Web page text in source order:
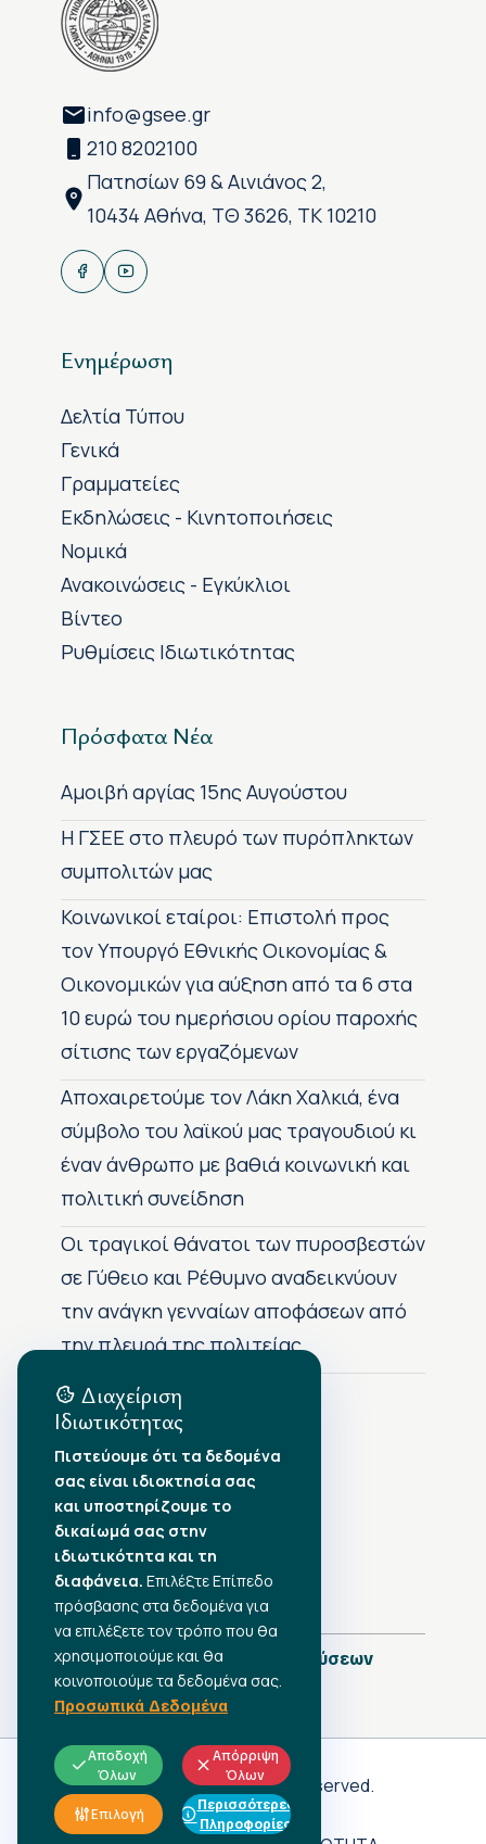
info@gsee.gr
210 8202100
Πατησίων 69 & Αινιάνος 2,
10434 Αθήνα, ΤΘ 3626, ΤΚ 10210
Ενημέρωση
Δελτία Τύπου
Γενικά
Γραμματείες
Εκδηλώσεις - Κινητοποιήσεις
Νομικά
Ανακοινώσεις - Εγκύκλιοι
Βίντεο
Ρυθμίσεις Ιδιωτικότητας
Πρόσφατα Νέα
Αμοιβή αργίας 15ης Αυγούστου
H ΓΣΕΕ στο πλευρό των πυρόπληκτων
συμπολιτών μας
Κοινωνικοί εταίροι: Επιστολή προς
τον Υπουργό Εθνικής Οικονομίας &
Οικονομικών για αύξηση από τα 6 στα
10 ευρώ του ημερήσιου ορίου παροχής
σίτισης των εργαζόμενων
Αποχαιρετούμε τον Λάκη Χαλκιά, ένα
σύμβολο του λαϊκού μας τραγουδιού κι
έναν άνθρωπο με βαθιά κοινωνική και
πολιτική συνείδηση
Οι τραγικοί θάνατοι των πυροσβεστών
σε Γύθειο και Ρέθυμνο αναδεικνύουν
την ανάγκη γενναίων αποφάσεων από
την πλευρά της πολιτείας
Αρχείο Δημοσιεύσεων
•Αύγουστος 2026
•Ιούλιος 2026
•Ιούνιος 2026
•Μάιος 2026
•Απρίλιος 2026
•Μάρτιος 2026
Πλήρες Ημερολόγιο Δημοσιεύσεων
Γ.Σ.Ε.Ε
© 2026 All rights reserved.
ΠΡΟΣΩΠΙΚΑ ΔΕΔΟΜΕΝΑ
Διαχείριση
Ιδιωτικότητας
Πιστεύουμε ότι τα δεδομένα
σας είναι ιδιοκτησία σας
και υποστηρίζουμε το
δικαίωμά σας στην
ιδιωτικότητα και τη
διαφάνεια. Επιλέξτε Επίπεδο
πρόσβασης στα δεδομένα για
να επιλέξετε τον τρόπο που θα
χρησιμοποιούμε και θα
κοινοποιούμε τα δεδομένα σας.
Προσωπικά Δεδομένα
Αποδοχή
Όλων
Απόρριψη
Όλων
Επιλογή
Περισσότερες
Πληροφορίες